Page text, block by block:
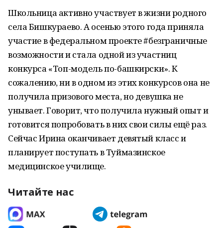
Школьница активно участвует в жизни родного
села Бишкураево. А осенью этого года приняла
участие в федеральном проекте #безграничные
возможности и стала одной из участниц
конкурса «Топ-модель по-башкирски». К
сожалению, ни в одном из этих конкурсов она не
получила призового места, но девушка не
унывает. Говорит, что получила нужный опыт и
готовится попробовать в них свои силы ещё раз.
Сейчас Ирина оканчивает девятый класс и
планирует поступать в Туймазинское
медицинское училище.
Читайте нас